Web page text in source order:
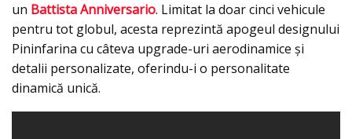
un Battista Anniversario. Limitat la doar cinci vehicule
pentru tot globul, acesta reprezintă apogeul designului
Pininfarina cu câteva upgrade-uri aerodinamice și
detalii personalizate, oferindu-i o personalitate
dinamică unică.